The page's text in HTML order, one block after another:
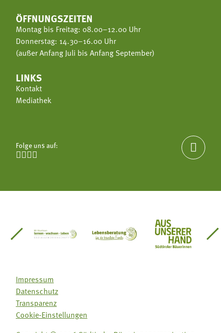
ÖFFNUNGSZEITEN
Montag bis Freitag: 08.00–12.00 Uhr
Donnerstag: 14.30–16.00 Uhr
(außer Anfang Juli bis Anfang September)
LINKS
Kontakt
Mediathek
Folge uns auf:
   

Südtirol
Gärtnervereinigung
Sozialgenossenschaft Mit Bäuerinnen lernen -
Lebensberatung für dieAus unserer
Impressum
Datenschutz
Transparenz
Cookie-Einstellungen